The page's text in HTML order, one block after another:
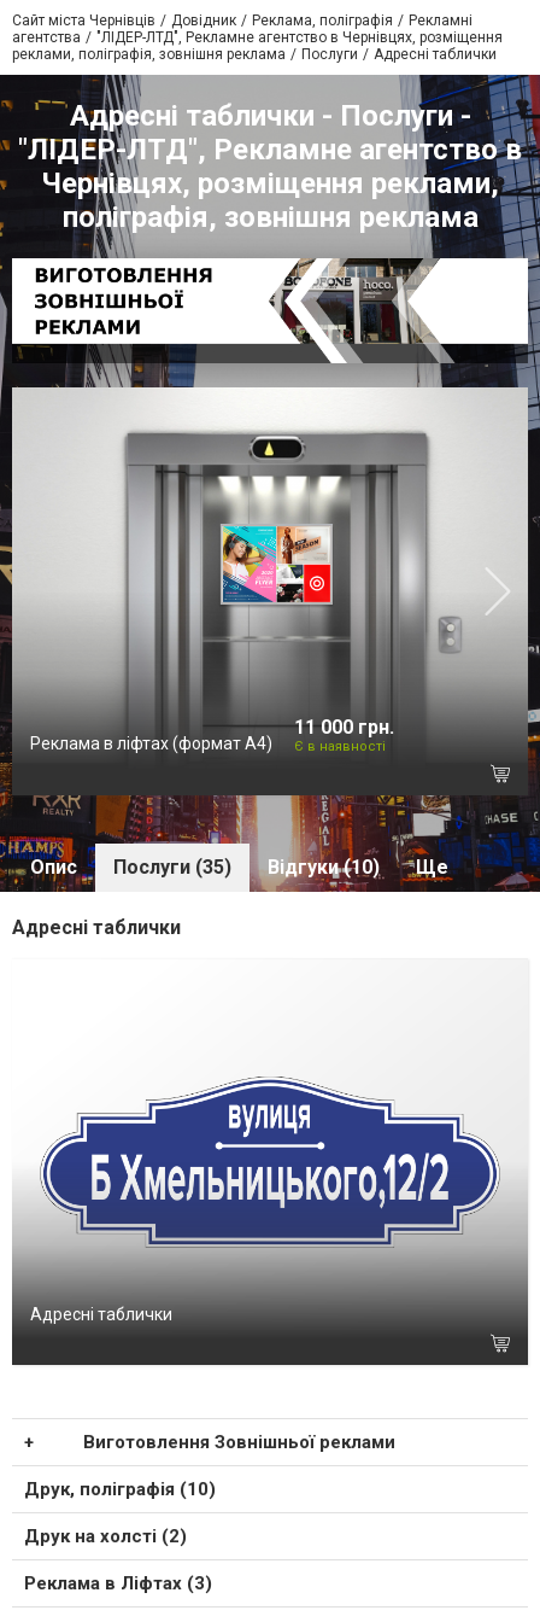
Сайт міста Чернівців Довідник Реклама, поліграфія
Рекламні
агентства
"ЛІДЕР-ЛТД", Рекламне агентство в Чернівцях, розміщення
реклами, поліграфія, зовнішня реклама
Послуги Адресні таблички
Адресні таблички - Послуги -
"ЛІДЕР-ЛТД", Рекламне агентство в
Чернівцях, розміщення реклами,
поліграфія, зовнішня реклама
Реклама в ліфтах (формат А4)
11 000 грн.
Є в наявності
Опис Послуги (35) Відгуки (10) Ще
Адресні таблички
Адресні таблички
Виготовлення Зовнішньої реклами
Друк, поліграфія (10)
Друк на холсті (2)
Реклама в Ліфтах (3)